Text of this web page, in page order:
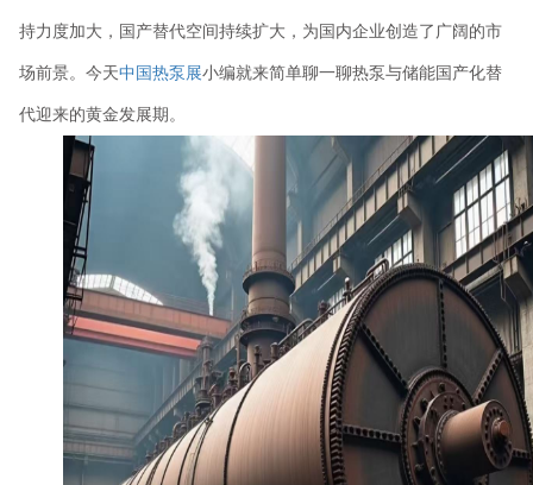
持力度加大，国产替代空间持续扩大，为国内企业创造了广阔的市
场前景。今天中国热泵展小编就来简单聊一聊热泵与储能国产化替
代迎来的黄金发展期。